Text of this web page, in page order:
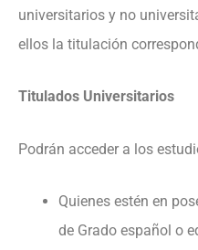
universitarios y no
ellos la titulación
Titulados Universitarios
Podrán acceder a los
Quienes estén en
de Grado español o